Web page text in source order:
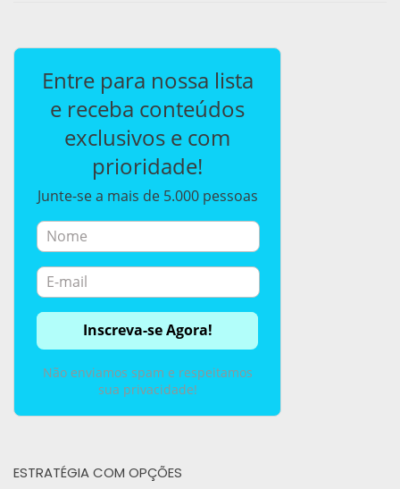
Entre para nossa lista
e receba conteúdos
exclusivos e com
prioridade!
Junte-se a mais de 5.000 pessoas
Não enviamos spam e respeitamos
sua privacidade!
ESTRATÉGIA COM OPÇÕES